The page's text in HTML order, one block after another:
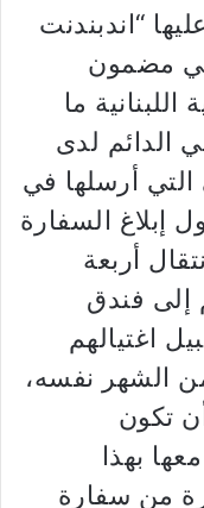
“اندبندنت
في مضمون
ما
الدائم لدى
التي أرسلها في
إبلاغ السفارة
أربعة
إلى فندق
اغتيالهم
الشهر نفسه،
تكون
بهذا
من سفارة